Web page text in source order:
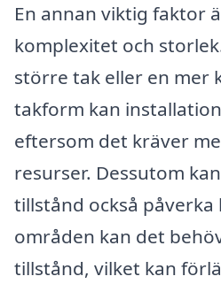
En annan viktig faktor
komplexitet och
större tak eller en mer
takform kan
eftersom det kräver
resurser. Dessutom
tillstånd också påverka
områden kan det
tillstånd, vilket kan